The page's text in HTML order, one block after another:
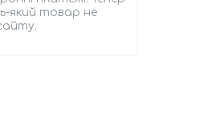
який товар не